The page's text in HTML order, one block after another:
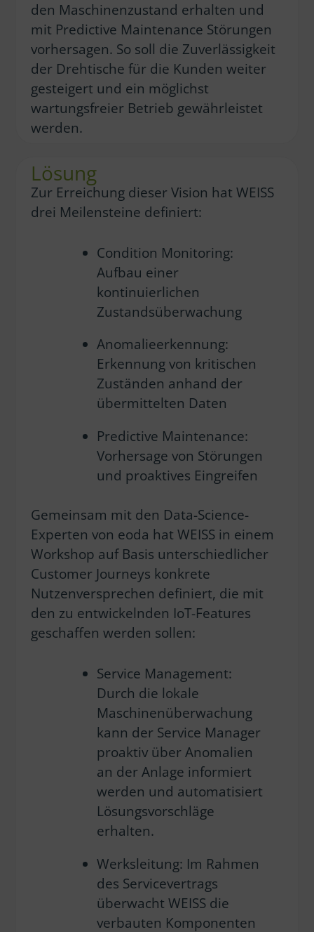
den Maschinenzustand erhalten und
mit Predictive Maintenance Störungen
vorhersagen. So soll die Zuverlässigkeit
der Drehtische für die Kunden weiter
gesteigert und ein möglichst
wartungsfreier Betrieb gewährleistet
werden.
Lösung
Zur Erreichung dieser Vision hat WEISS
drei Meilensteine definiert:
Condition Monitoring:
Aufbau einer
kontinuierlichen
Zustandsüberwachung
Anomalieerkennung:
Erkennung von kritischen
Zuständen anhand der
übermittelten Daten
Predictive Maintenance:
Vorhersage von Störungen
und proaktives Eingreifen
Gemeinsam mit den Data-Science-
Experten von eoda hat WEISS in einem
Workshop auf Basis unterschiedlicher
Customer Journeys konkrete
Nutzenversprechen definiert, die mit
den zu entwickelnden IoT-Features
geschaffen werden sollen:
Service Management:
Durch die lokale
Maschinenüberwachung
kann der Service Manager
proaktiv über Anomalien
an der Anlage informiert
werden und automatisiert
Lösungsvorschläge
erhalten.
Werksleitung: Im Rahmen
des Servicevertrags
überwacht WEISS die
verbauten Komponenten